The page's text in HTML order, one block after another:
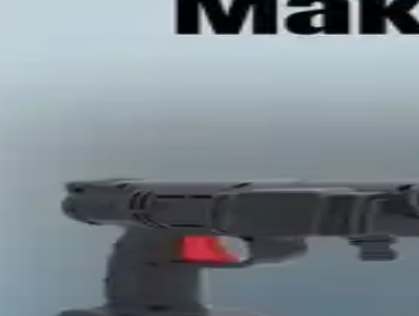
engebeli zeminlerde güvenli ve fonksiyonel
Keskin, Dayanıklı ve Çok Yönlü Bahçe
çelik bıçakları ve dayanıklı alüminyum gövdesiyle
Infrared Elektrikli Isıtıcı Özellikleri ve
dayanıklı ve enerji tasarruflu yapısıyla açık alanlarda